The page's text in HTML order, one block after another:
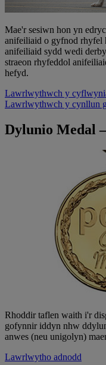
Mae'r sesiwn hon yn
anifeiliaid o gyfnod rhyfel
anifeiliaid sydd wedi
straeon rhyfeddol
hefyd.
Lawrlwythwch y
Lawrlwythwch y cynllun
Dylunio Medal
Rhoddir taflen waith i'r
gofynnir iddyn nhw
anwes (neu unigolyn)
Lawrlwytho adnodd